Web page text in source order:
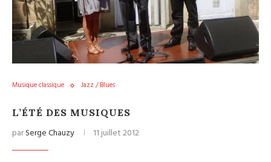
Musique classique Jazz / Blues
L’ÉTÉ DES MUSIQUES
parSerge Chauzy 11 juillet 2012